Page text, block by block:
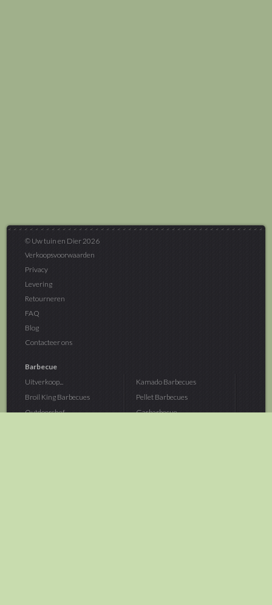
© Uw tuin en Dier 2026
Verkoopsvoorwaarden
Privacy
Levering
Retourneren
FAQ
Blog
Contacteer ons
Barbecue
Uitverkoop...
Broil King Barbecues
Outdoorchef...
Kamado Barbecues
Pellet Barbecues
Gasbarbecue